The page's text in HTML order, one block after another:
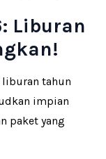
Liburan
liburan tahun
impian
paket yang